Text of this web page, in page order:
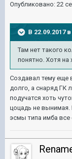
Опубликовано: 22
В 22.09.2017
Там нет такого
понятно. Хотя на
Создавал тему еще
долго, а снаряд ГК
подучатся хоть
цоцадь не
эсмы типа имба